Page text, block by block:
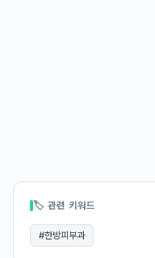
🏷 관련 키워드
#한방피부과